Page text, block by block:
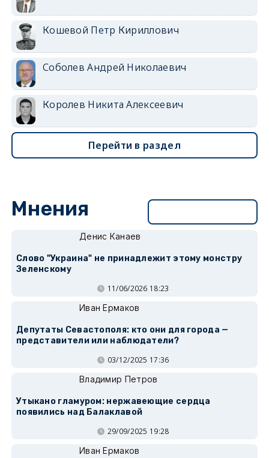
Кошевой Петр Кириллович
Соболев Андрей Николаевич
Королев Никита Алексеевич
Перейти в раздел
Мнения
Денис Канаев
Слово "Украина" не принадлежит этому монстру
Зеленскому
11/06/2026 18:23
Иван Ермаков
Депутаты Севастополя: кто они для города —
представители или наблюдатели?
03/12/2025 17:36
Владимир Петров
Утыкано гламуром: нержавеющие сердца
появились над Балаклавой
29/09/2025 19:28
Иван Ермаков